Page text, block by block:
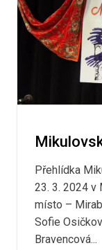
Přehlídka
23. 3. 2024 v
místo –
Sofie
Bravencová...